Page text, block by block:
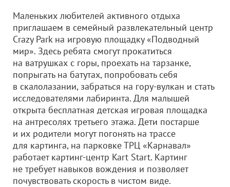
Маленьких любителей активного отдыха
приглашаем в семейный развлекательный центр
Crazy Park на игровую площадку «Подводный
мир». Здесь ребята смогут прокатиться
на ватрушках с горы, проехать на тарзанке,
попрыгать на батутах, попробовать себя
в скалолазании, забраться на гору-вулкан и стать
исследователями лабиринта. Для малышей
открыта бесплатная детская игровая площадка
на антресолях третьего этажа. Дети постарше
и их родители могут погонять на трассе
для картинга, на парковке ТРЦ «Карнавал»
работает картинг-центр Kart Start. Картинг
не требует навыков вождения и позволяет
почувствовать скорость в чистом виде.